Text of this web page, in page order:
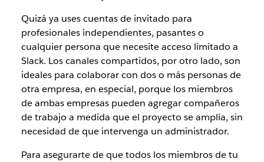
Quizá ya uses cuentas de invitado para
profesionales independientes, pasantes o
cualquier persona que necesite acceso limitado a
Slack. Los canales compartidos, por otro lado, son
ideales para colaborar con dos o más personas de
otra empresa, en especial, porque los miembros
de ambas empresas pueden agregar compañeros
de trabajo a medida que el proyecto se amplía, sin
necesidad de que intervenga un administrador.
Para asegurarte de que todos los miembros de tu